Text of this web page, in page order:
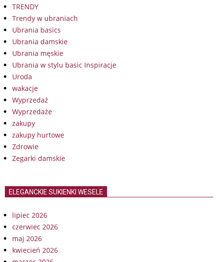
TRENDY
Trendy w ubraniach
Ubrania basics
Ubrania damskie
Ubrania męskie
Ubrania w stylu basic Inspiracje
Uroda
wakacje
Wyprzedaż
Wyprzedaże
zakupy
zakupy hurtowe
Zdrowie
Zegarki damskie
ELEGANCKIE SUKIENKI WESELE
lipiec 2026
czerwiec 2026
maj 2026
kwiecień 2026